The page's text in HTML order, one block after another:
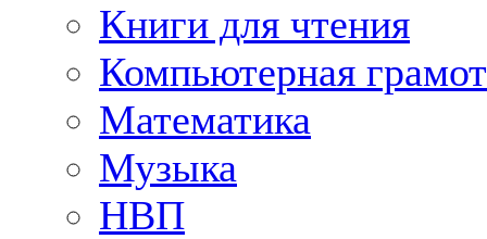
Книги для чтения
Компьютерная
Математика
Музыка
НВП